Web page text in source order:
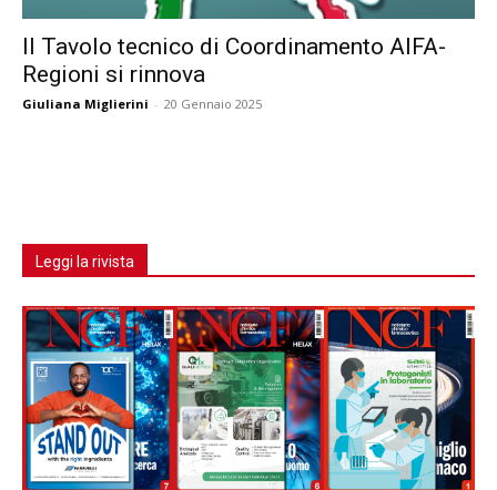
Il Tavolo tecnico di Coordinamento AIFA-
Regioni si rinnova
Giuliana Miglierini - 20 Gennaio 2025
Leggi la rivista